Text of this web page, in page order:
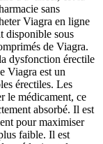
sans
Viagra en ligne
disponible sous
de Viagra.
dysfonction érectile
Viagra est un
érectiles. Les
le médicament, ce
absorbé. Il est
pour maximiser
faible. Il est